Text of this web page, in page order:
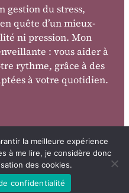
gestion du stress,
quête d’un mieux-
ni pression. Mon
: vous aider à
rythme, grâce à des
à votre quotidien.
la meilleure expérience
à me lire, je considère donc
des cookies.
confidentialité